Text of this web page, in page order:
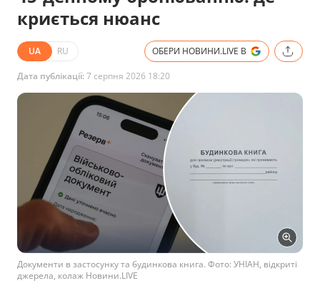
криється нюанс
UA RU ОБЕРИ НОВИНИ.LIVE В
Дата публікації:7 серпня 2026 18:20
Документи в застосунку та будинкова книга. Фото: УНІАН, відкриті
джерела, колаж Новини.LIVE